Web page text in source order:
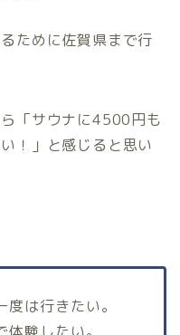
ために佐賀県まで行
「サウナに4500円も
！」と感じると思い
は行きたい。
RADIO